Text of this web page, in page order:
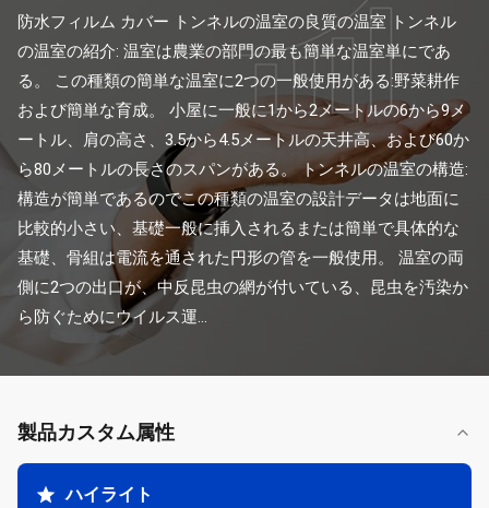
防水フィルム カバー トンネルの温室の良質の温室 トンネル
の温室の紹介: 温室は農業の部門の最も簡単な温室単にであ
る。 この種類の簡単な温室に2つの一般使用がある:野菜耕作
および簡単な育成。 小屋に一般に1から2メートルの6から9メ
ートル、肩の高さ、3.5から4.5メートルの天井高、および60か
ら80メートルの長さのスパンがある。 トンネルの温室の構造:
構造が簡単であるのでこの種類の温室の設計データは地面に
比較的小さい、基礎一般に挿入されるまたは簡単で具体的な
基礎、骨組は電流を通された円形の管を一般使用。 温室の両
側に2つの出口が、中反昆虫の網が付いている、昆虫を汚染か
ら防ぐためにウイルス運...
製品カスタム属性
ハイライト